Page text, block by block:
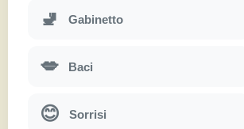
🚽 Gabinetto
💋 Baci
😊 Sorrisi